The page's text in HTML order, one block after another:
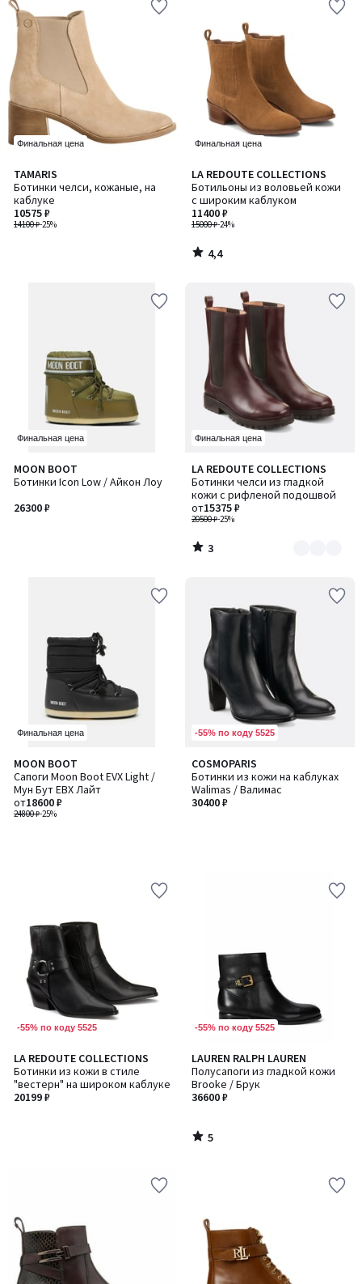
Финальная цена
TAMARIS
Ботинки челси, кожаные, на
каблуке
14100 ₽-25%
10575 ₽
Финальная цена
LA REDOUTE COLLECTIONS
Ботильоны из воловьей кожи
с широким каблуком
15000 ₽-24%
11400 ₽
4,4
/ 5
4,4
/
Финальная цена
MOON BOOT
Ботинки Icon Low / Айкон Лоу
26300 ₽
Финальная цена
LA REDOUTE COLLECTIONS
Ботинки челси из гладкой
кожи с рифленой подошвой
20500 ₽-25%
от15375 ₽
3
/
5
Количество
цветов:
2
3
/
Финальная цена
MOON BOOT
Сапоги Moon Boot EVX Light /
Мун Бут ЕВХ Лайт
24800 ₽-25%
от18600 ₽
-55% по коду 5525
COSMOPARIS
Ботинки из кожи на каблуках
Walimas / Валимас
30400 ₽
-55% по коду 5525
LA REDOUTE COLLECTIONS
Ботинки из кожи в стиле
"вестерн" на широком каблуке
20199 ₽
-55% по коду 5525
LAUREN RALPH LAUREN
Полусапоги из гладкой кожи
Brooke / Брук
36600 ₽
5
/
5
5
/